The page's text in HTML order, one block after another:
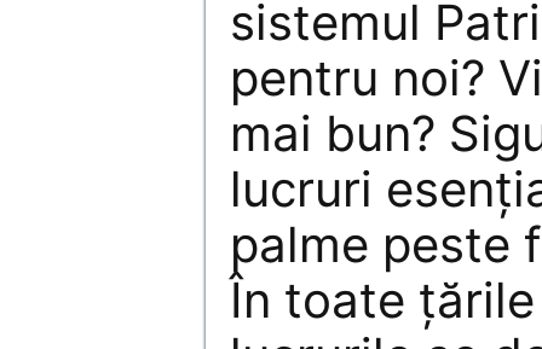
sistemul
pentru noi?
mai bun?
lucruri
palme peste
În toate